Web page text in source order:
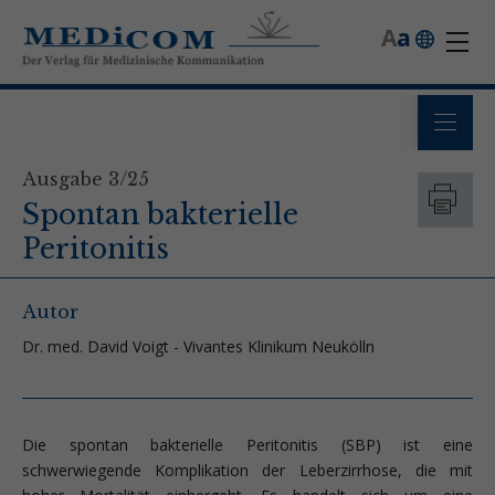
a
A
Ausgabe 3/25
Spontan bakterielle
Peritonitis
Autor
Dr. med. David Voigt - Vivantes Klinikum Neukölln
Die spontan bakterielle Peritonitis (SBP) ist eine
schwerwiegende Komplikation der Leberzirrhose, die mit